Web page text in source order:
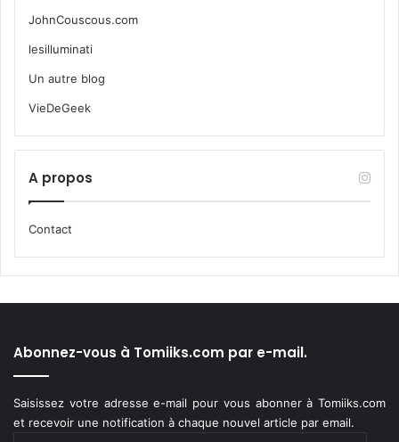
JohnCouscous.com
lesilluminati
Un autre blog
VieDeGeek
A propos
Contact
Abonnez-vous à Tomiiks.com par e-mail.
Saisissez votre adresse e-mail pour vous abonner à Tomiiks.com
et recevoir une notification à chaque nouvel article par email.